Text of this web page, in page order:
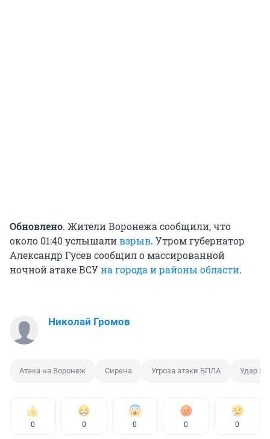
Обновлено. Жители Воронежа сообщили, что
около 01:40 услышаливзрыв. Утром губернатор
Александр Гусев сообщил о массированной
ночной атаке ВСУна города и районы области.
Николай Громов
Атака на Воронеж Сирена Угроза атаки БПЛА Удар
0 0 0 0 0